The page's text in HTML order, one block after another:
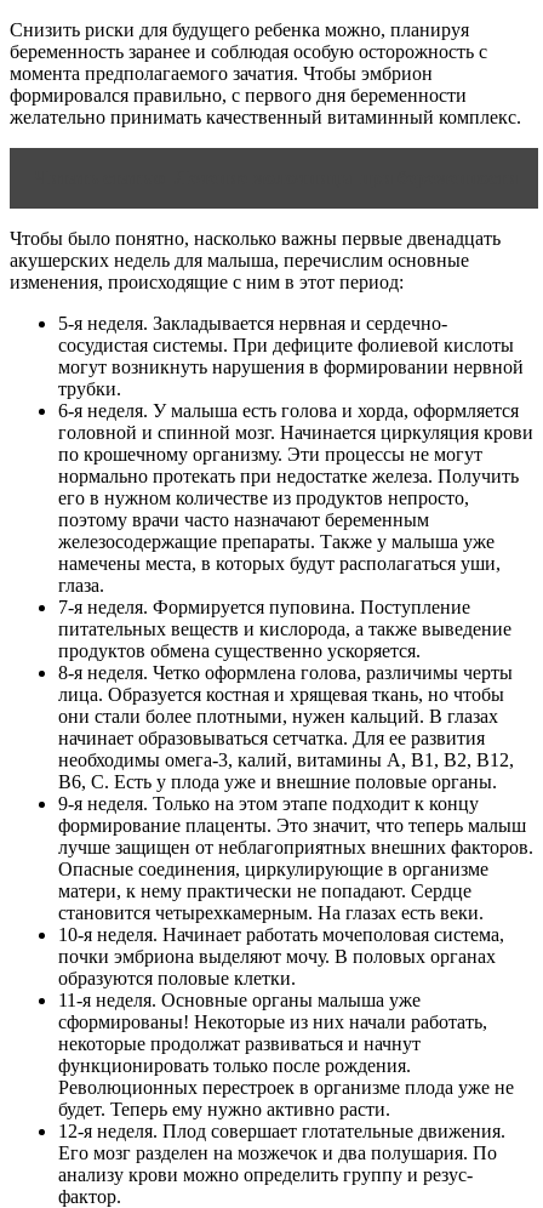
Снизить риски для будущего ребенка можно, планируя
беременность заранее и соблюдая особую осторожность с
момента предполагаемого зачатия. Чтобы эмбрион
формировался правильно, с первого дня беременности
желательно принимать качественный витаминный комплекс.
Чтобы было понятно, насколько важны первые двенадцать
акушерских недель для малыша, перечислим основные
изменения, происходящие с ним в этот период:
5-я неделя. Закладывается нервная и сердечно-
сосудистая системы. При дефиците фолиевой кислоты
могут возникнуть нарушения в формировании нервной
трубки.
6-я неделя. У малыша есть голова и хорда, оформляется
головной и спинной мозг. Начинается циркуляция крови
по крошечному организму. Эти процессы не могут
нормально протекать при недостатке железа. Получить
его в нужном количестве из продуктов непросто,
поэтому врачи часто назначают беременным
железосодержащие препараты. Также у малыша уже
намечены места, в которых будут располагаться уши,
глаза.
7-я неделя. Формируется пуповина. Поступление
питательных веществ и кислорода, а также выведение
продуктов обмена существенно ускоряется.
8-я неделя. Четко оформлена голова, различимы черты
лица. Образуется костная и хрящевая ткань, но чтобы
они стали более плотными, нужен кальций. В глазах
начинает образовываться сетчатка. Для ее развития
необходимы омега-3, калий, витамины А, В1, В2, В12,
В6, С. Есть у плода уже и внешние половые органы.
9-я неделя. Только на этом этапе подходит к концу
формирование плаценты. Это значит, что теперь малыш
лучше защищен от неблагоприятных внешних факторов.
Опасные соединения, циркулирующие в организме
матери, к нему практически не попадают. Сердце
становится четырехкамерным. На глазах есть веки.
10-я неделя. Начинает работать мочеполовая система,
почки эмбриона выделяют мочу. В половых органах
образуются половые клетки.
11-я неделя. Основные органы малыша уже
сформированы! Некоторые из них начали работать,
некоторые продолжат развиваться и начнут
функционировать только после рождения.
Революционных перестроек в организме плода уже не
будет. Теперь ему нужно активно расти.
12-я неделя. Плод совершает глотательные движения.
Его мозг разделен на мозжечок и два полушария. По
анализу крови можно определить группу и резус-
фактор.